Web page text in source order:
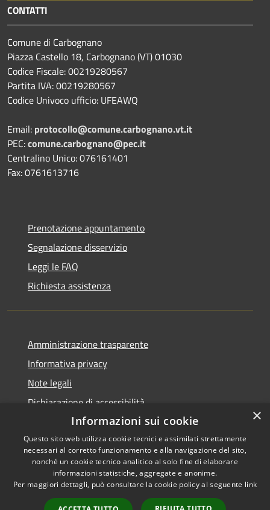
CONTATTI
Comune di Carbognano
Piazza Castello 18, Carbognano (VT) 01030
Codice Fiscale: 00219280567
Partita IVA: 00219280567
Codice Univoco ufficio: UFEAWQ
Email: protocollo@comune.carbognano.vt.it
PEC:comune.carbognano@pec.it
Centralino Unico: 076161401
Fax: 0761613716
Prenotazione appuntamento
Segnalazione disservizio
Leggi le FAQ
Richiesta assistenza
Amministrazione trasparente
Informativa privacy
Note legali
Dichiarazione di accessibilità
Accessibilità
Privacy
Copyright © 2026 • Comune di
Carbognano • Powered by
Municipium
Accesso
redazione
×
Informazioni sui cookie
Questo sito web utilizza cookie tecnici e assimilati strettamente
necessari al corretto funzionamento e alla navigazione del sito,
nonché un cookie tecnico analitico al solo fine di elaborare
informazioni statistiche, aggregate e anonime.
Per maggiori dettagli, può consultare la cookie policy al seguente link